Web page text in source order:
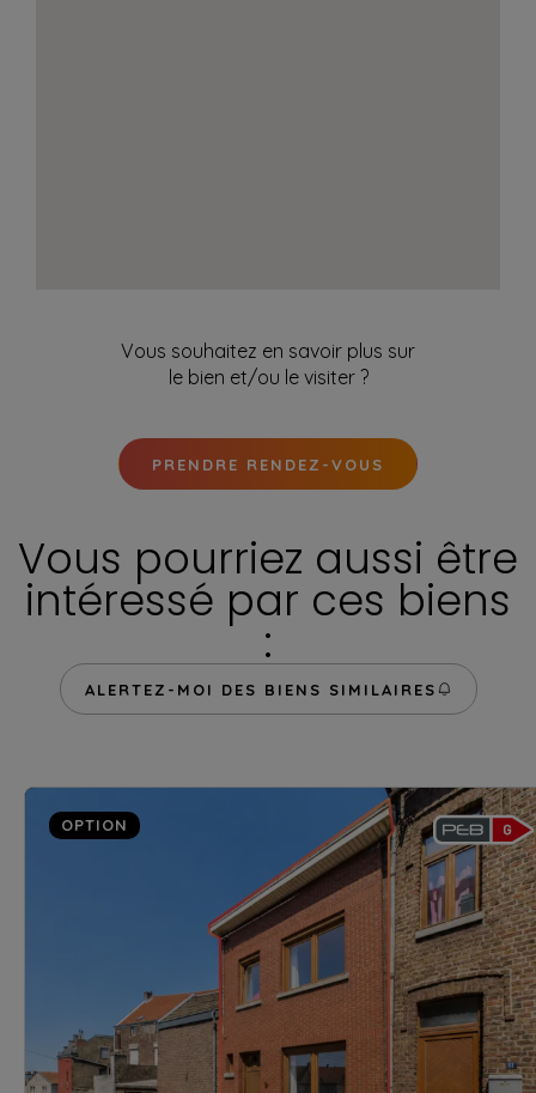
Vous souhaitez en savoir plus sur
le bien et/ou le visiter ?
PRENDRE RENDEZ-VOUS
Vous pourriez aussi être
intéressé par ces biens
:
ALERTEZ-MOI DES BIENS SIMILAIRES
OPTION